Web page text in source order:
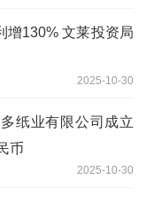
增130% 文莱投资局
2025-10-30
纸业有限公司成立
币
2025-10-30